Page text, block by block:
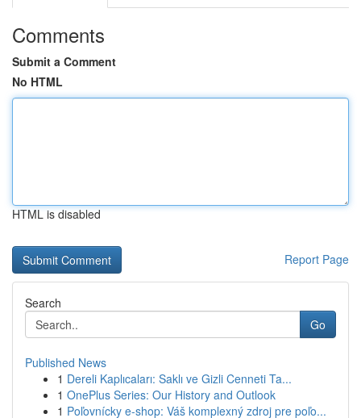
Comments
Submit a Comment
No HTML
HTML is disabled
Report Page
Search
Go
Published News
1 Dereli Kaplıcaları: Saklı ve Gizli Cenneti Ta...
1 OnePlus Series: Our History and Outlook
1 Poľovnícky e-shop: Váš komplexný zdroj pre poľo...